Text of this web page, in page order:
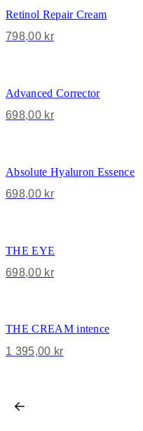
Retinol Repair Cream
798,00 kr
Advanced Corrector
698,00 kr
Absolute Hyaluron Essence
698,00 kr
THE EYE
698,00 kr
THE CREAM intence
1 395,00 kr